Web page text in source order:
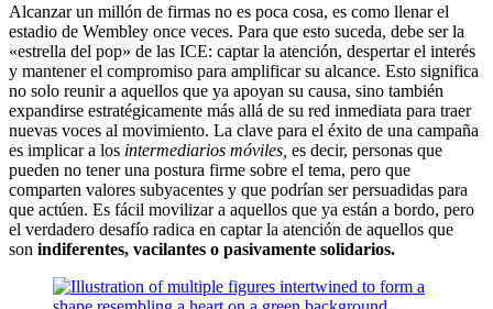
Alcanzar un millón de firmas no es poca cosa, es como llenar el
estadio de Wembley once veces. Para que esto suceda, debe ser la
«estrella del pop» de las ICE: captar la atención, despertar el interés
y mantener el compromiso para amplificar su alcance. Esto significa
no solo reunir a aquellos que ya apoyan su causa, sino también
expandirse estratégicamente más allá de su red inmediata para traer
nuevas voces al movimiento. La clave para el éxito de una campaña
es implicar a los intermediarios móviles, es decir, personas que
pueden no tener una postura firme sobre el tema, pero que
comparten valores subyacentes y que podrían ser persuadidas para
que actúen. Es fácil movilizar a aquellos que ya están a bordo, pero
el verdadero desafío radica en captar la atención de aquellos que
son indiferentes, vacilantes o pasivamente solidarios.